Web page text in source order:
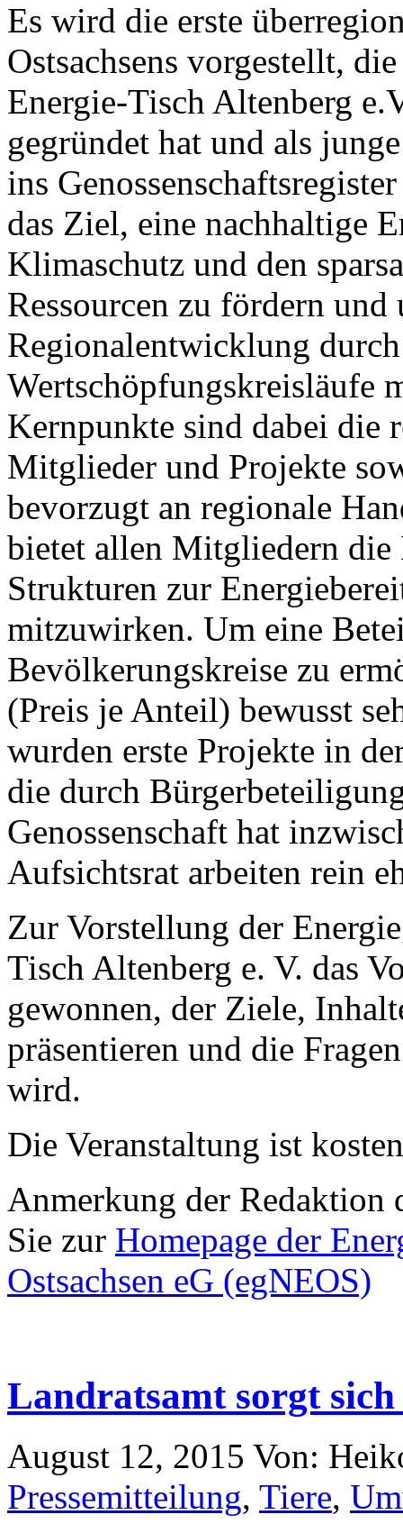
Es wird die erste
Ostsachsens vorgestellt,
Energie-Tisch Altenberg
gegründet hat und als
ins
das Ziel, eine nachhaltige
Klimaschutz und den
Ressourcen zu fördern
Regionalentwicklung
Wertschöpfungskreisläufe
Kernpunkte sind dabei die
Mitglieder und Projekte
bevorzugt an regionale
bietet allen Mitgliedern
Strukturen zur
mitzuwirken. Um eine
Bevölkerungskreise zu
(Preis je Anteil) bewusst
wurden erste Projekte in
die durch
Genossenschaft hat
Aufsichtsrat arbeiten rein
Zur Vorstellung der
Tisch Altenberg e. V. das
gewonnen, der Ziele,
präsentieren und die
wird.
Die Veranstaltung ist
Anmerkung der Redaktion
Sie zur Homepage der
Ostsachsen eG (egNEOS)
Landratsamt sorgt sich
August 12, 2015 Von:
Pressemitteilung, Tiere,